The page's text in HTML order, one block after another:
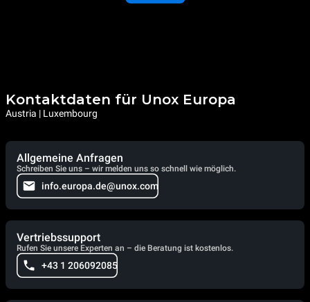
Kontaktdaten für Unox Europa
Austria | Luxembourg
Allgemeine Anfragen
Schreiben Sie uns – wir melden uns so schnell wie möglich.
info.europa.de@unox.com
Vertriebssupport
Rufen Sie unsere Experten an – die Beratung ist kostenlos.
+43 1 206092085